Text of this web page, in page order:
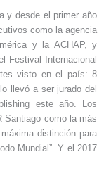
y desde el primer año
como la agencia
y la ACHAP, y
Festival Internacional
visto en el país: 8
llevó a ser jurado del
este año. Los
Santiago como la más
distinción para
Mundial”. Y el 2017